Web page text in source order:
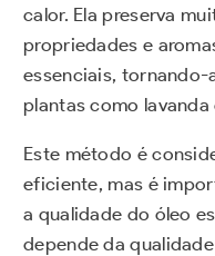
calor. Ela preserva
propriedades e
essenciais, tornando-
plantas como
Este método é
eficiente, mas é
a qualidade do óleo
depende da